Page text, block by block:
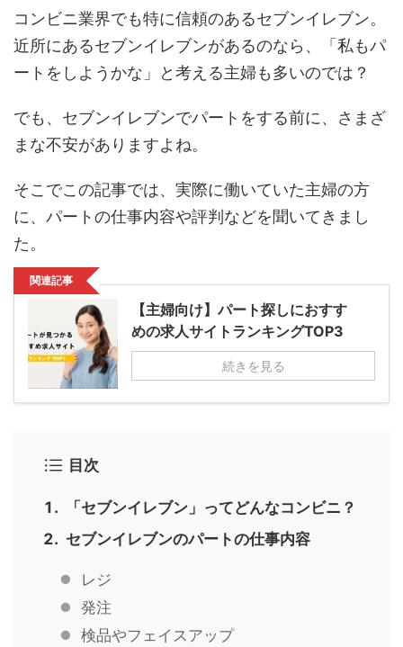
コンビニ業界でも特に信頼のあるセブンイレブン。
近所にあるセブンイレブンがあるのなら、「私もパ
ートをしようかな」と考える主婦も多いのでは？
でも、セブンイレブンでパートをする前に、さまざ
まな不安がありますよね。
そこでこの記事では、実際に働いていた主婦の方
に、パートの仕事内容や評判などを聞いてきまし
た。
関連記事
【主婦向け】パート探しにおすす
めの求人サイトランキングTOP3
続きを見る
目次
「セブンイレブン」ってどんなコンビニ？
セブンイレブンのパートの仕事内容
レジ
発注
検品やフェイスアップ